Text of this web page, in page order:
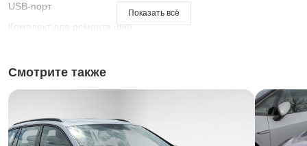
USB-порт
Комплект для ремонта шин
Адаптивный круиз-контроль
Ассистент переключения фар дальнего света
Ассистент прицепа
Показать всё
Смотрите также